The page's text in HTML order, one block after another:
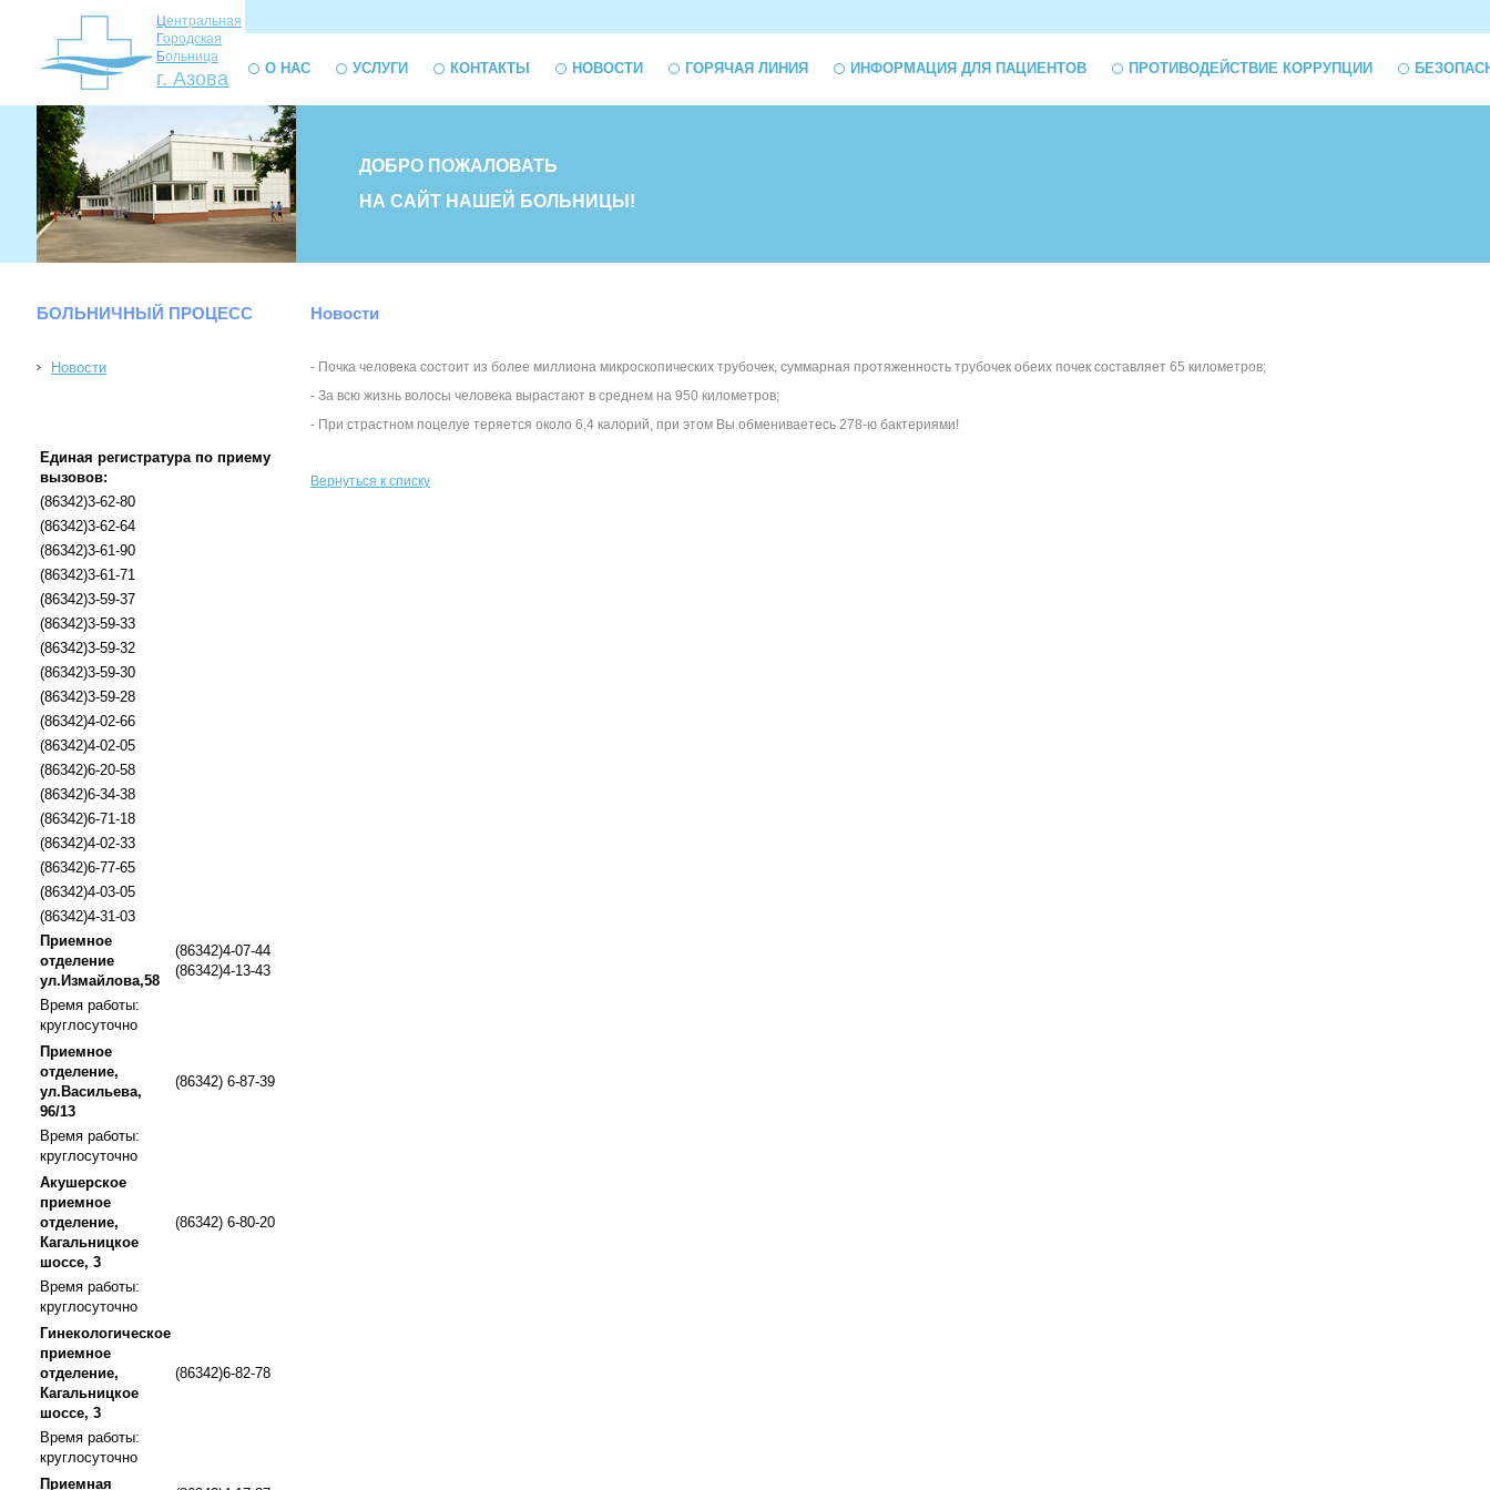
Центральная
Городская
Больница
г. Азова О НАС УСЛУГИ КОНТАКТЫ НОВОСТИ ГОРЯЧАЯ ЛИНИЯ ИНФОРМАЦИЯ ДЛЯ ПАЦИЕНТОВ ПРОТИВОДЕЙСТВИЕ КОРРУПЦИИ
ДОБРО ПОЖАЛОВАТЬ
НА САЙТ НАШЕЙ БОЛЬНИЦЫ!
БОЛЬНИЧНЫЙ ПРОЦЕСС
Новости
Единая регистратура по приему
вызовов:
(86342)3-62-80
(86342)3-62-64
(86342)3-61-90
(86342)3-61-71
(86342)3-59-37
(86342)3-59-33
(86342)3-59-32
(86342)3-59-30
(86342)3-59-28
(86342)4-02-66
(86342)4-02-05
(86342)6-20-58
(86342)6-34-38
(86342)6-71-18
(86342)4-02-33
(86342)6-77-65
(86342)4-03-05
(86342)4-31-03
Приемное
отделение
ул.Измайлова,58
(86342)4-07-44
(86342)4-13-43
Время работы:
круглосуточно
Приемное
отделение,
ул.Васильева,
96/13
(86342) 6-87-39
Время работы:
круглосуточно
Акушерское
приемное
отделение,
Кагальницкое
шоссе, 3
(86342) 6-80-20
Время работы:
круглосуточно
Гинекологическое
приемное
отделение,
Кагальницкое
шоссе, 3
(86342)6-82-78
Время работы:
круглосуточно
Приемная
Новости
- Почка человека состоит из более миллиона микроскопических трубочек, суммарная протяженность трубочек обеих почек составляет 65 километров;
- За всю жизнь волосы человека вырастают в среднем на 950 километров;
- При страстном поцелуе теряется около 6,4 калорий, при этом Вы обмениваетесь 278-ю бактериями!
Вернуться к списку